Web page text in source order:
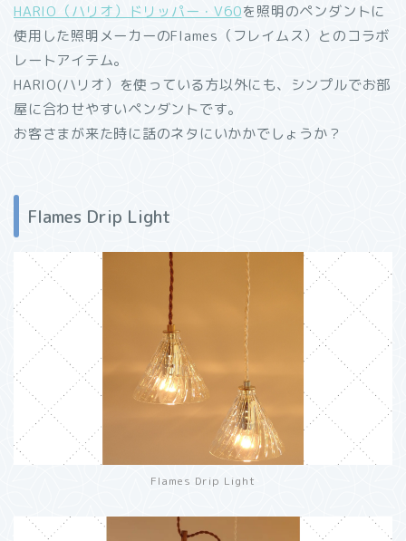
HARIO（ハリオ）ドリッパー・V60を照明のペンダントに
使用した照明メーカーのFlames（フレイムス）とのコラボ
レートアイテム。
HARIO(ハリオ）を使っている方以外にも、シンプルでお部
屋に合わせやすいペンダントです。
お客さまが来た時に話のネタにいかかでしょうか？
Flames Drip Light
Flames Drip Light